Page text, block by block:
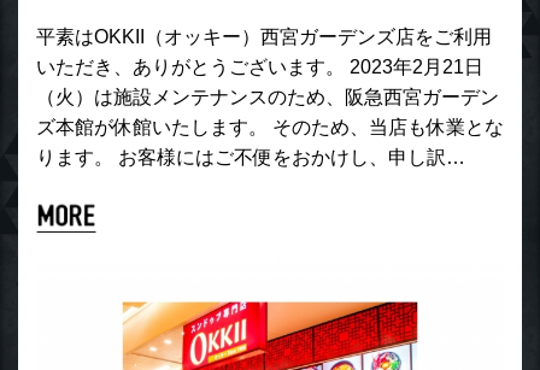
平素はOKKII（オッキー）西宮ガーデンズ店をご利用
いただき、ありがとうございます。 2023年2月21日
（火）は施設メンテナンスのため、阪急西宮ガーデン
ズ本館が休館いたします。 そのため、当店も休業とな
ります。 お客様にはご不便をおかけし、申し訳…